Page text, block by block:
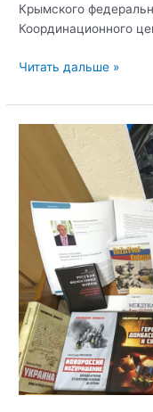
Крымского
Координационного
Читать дальше »